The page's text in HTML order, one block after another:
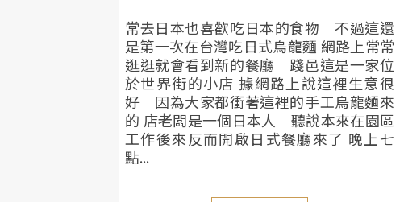
常去日本也喜歡吃日本的食物 不過這還
是第一次在台灣吃日式烏龍麵 網路上常常
逛逛就會看到新的餐廳 踐邑這是一家位
於世界街的小店 據網路上說這裡生意很
好 因為大家都衝著這裡的手工烏龍麵來
的 店老闆是一個日本人 聽說本來在園區
工作後來反而開啟日式餐廳來了 晚上七
點...